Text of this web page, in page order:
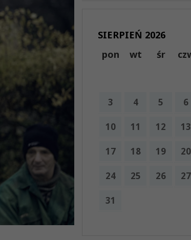
SIERPIEŃ 2026
pon
wt śr
3 4 5 6
10 11 12 13
17 18 19 20
24 25 26 27
31